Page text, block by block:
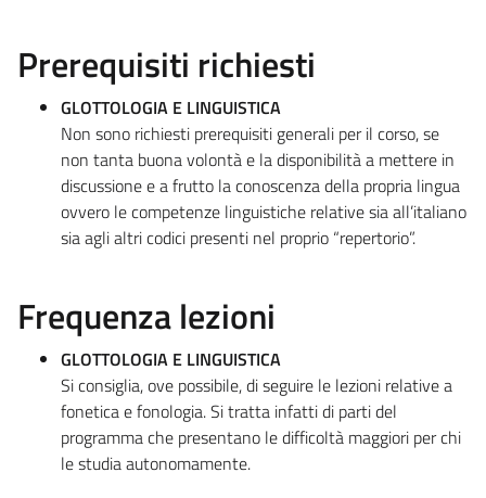
Prerequisiti richiesti
GLOTTOLOGIA E LINGUISTICA
Non sono richiesti prerequisiti generali per il corso, se
non tanta buona volontà e la disponibilità a mettere in
discussione e a frutto la conoscenza della propria lingua
ovvero le competenze linguistiche relative sia all’italiano
sia agli altri codici presenti nel proprio “repertorio”.
Frequenza lezioni
GLOTTOLOGIA E LINGUISTICA
Si consiglia, ove possibile, di seguire le lezioni relative a
fonetica e fonologia. Si tratta infatti di parti del
programma che presentano le difficoltà maggiori per chi
le studia autonomamente.